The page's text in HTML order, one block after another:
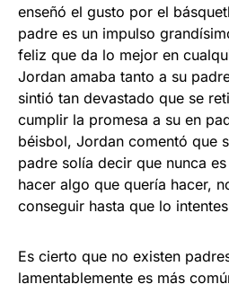
enseñó el gusto por el
padre es un impulso
feliz que da lo mejor en
Jordan amaba tanto a su
sintió tan devastado que se
cumplir la promesa a su en
béisbol, Jordan comentó que
padre solía decir que nunca
hacer algo que quería hacer,
conseguir hasta que lo
Es cierto que no existen
lamentablemente es más